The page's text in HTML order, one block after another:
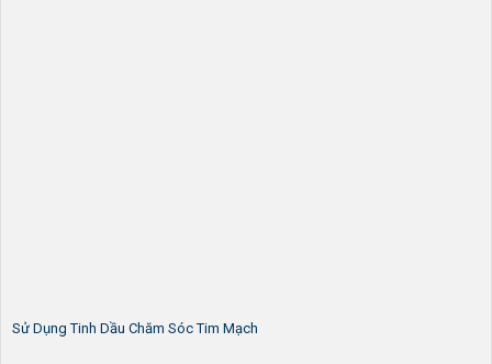
Sử Dụng Tinh Dầu Chăm Sóc Tim Mạch